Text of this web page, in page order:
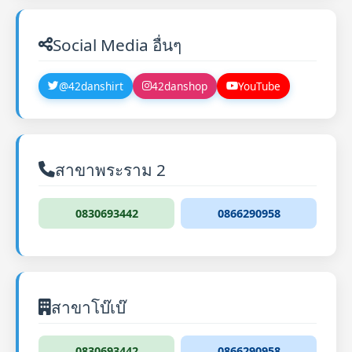
Social Media อื่นๆ
@42danshirt 42danshop YouTube
สาขาพระราม 2
0830693442 0866290958
สาขาโบ๊เบ๊